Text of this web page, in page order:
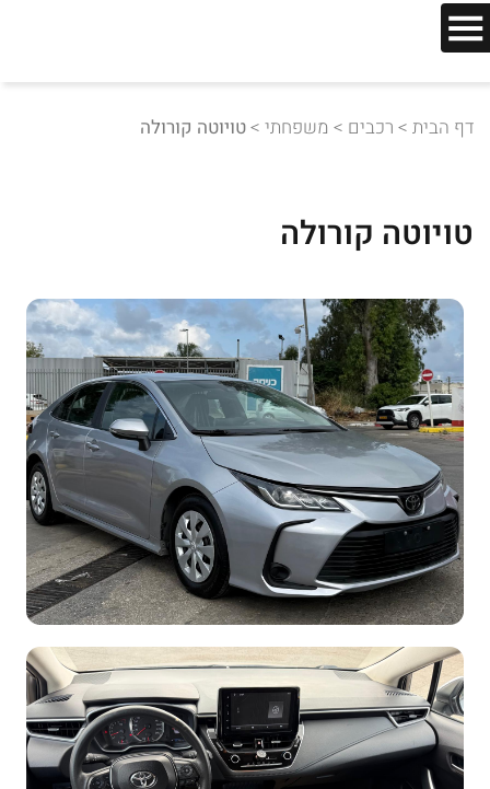
דף הבית > רכבים > משפחתי >טויוטה קורולה
טויוטה קורולה